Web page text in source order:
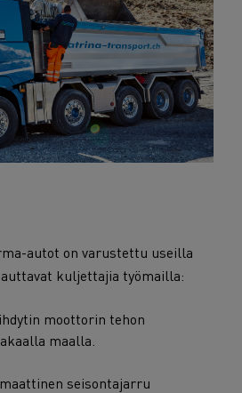
autot on varustettu useilla
kuljettajia työmailla:
moottorin tehon
maalla.
seisontajarru